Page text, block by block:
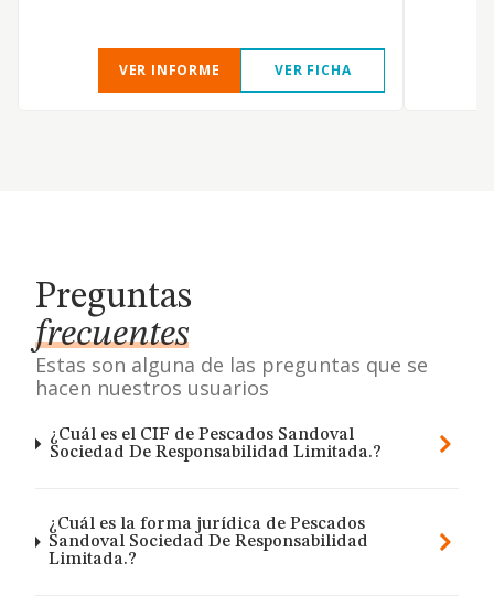
VER INFORME VER FICHA
Preguntas
frecuentes
Estas son alguna de las preguntas que se
hacen nuestros usuarios
¿Cuál es el CIF de Pescados Sandoval
Sociedad De Responsabilidad Limitada.?
¿Cuál es la forma jurídica de Pescados
Sandoval Sociedad De Responsabilidad
Limitada.?